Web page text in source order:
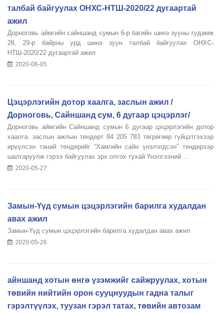
талбай байгуулах ОНХС-НТШ-2020/22 дугаартай
ажил
Дорноговь аймгийн сайншанд сумын 6-р багийн шинэ зууны гудамж
28, 29-р байрны урд шинэ зуун талбай байгуулах ОНХС-
НТШ-2020/22 дугаартай ажил
2020-06-05
Цэцэрлэгийн дотор хаалга, заслын ажил /
Дорноговь, Сайншанд сум, 6 дугаар цэцэрлэг/
Дорноговь аймгийн Сайншанд сумын 6 дугаар цэцэрлэгийн дотор
хаалга, заслын ажлын тендерт 84 205 783 төгрөгөөр гүйцэтгэхээр
ирүүлсэн танай тендерийг “Хамгийн сайн үнэлэгдсэн” тендерээр
шалгаруулж гэрээ байгуулах эрх олгох тухай Үнэлгээний ...
2020-05-27
Замын-Үүд сумын цэцэрлэгийн барилга худалдан
авах ажил
Замын-Үүд сумын цэцэрлэгийн барилга худалдан авах ажил
2020-05-26
айншанд хотын өнгө үзэмжийг сайжруулах, хотын
төвийн нийтийн орон сууцнуудын гадна талыг
гэрэлтүүлэх, туузан гэрэл татах, төвийн автозам